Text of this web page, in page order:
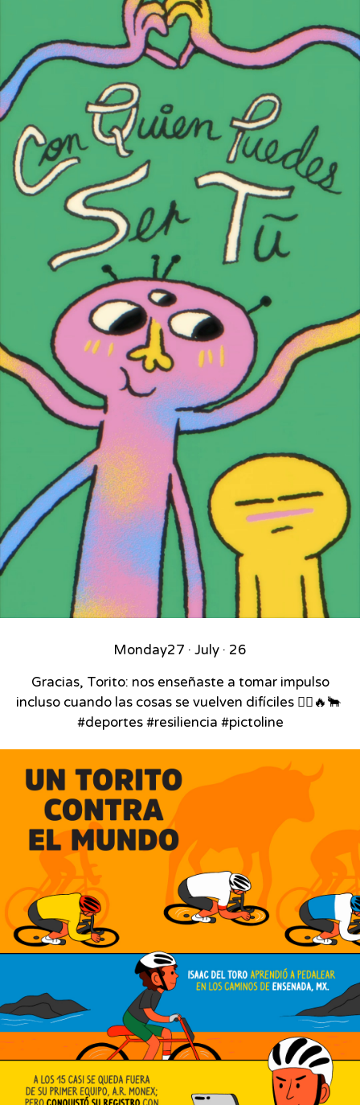
Monday27 · July · 26
Gracias, Torito: nos enseñaste a tomar impulso
incluso cuando las cosas se vuelven difíciles 🚴‍♂️🔥🐂⁣ ⁣
#deportes #resiliencia #pictoline